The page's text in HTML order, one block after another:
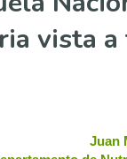
vista
Juan